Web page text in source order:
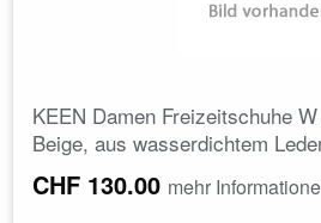
KEEN Damen Freizeitschuhe
Beige, aus wasserdichtem
CHF 130.00 mehr